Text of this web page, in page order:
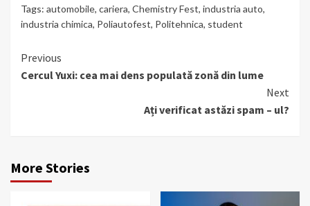
Tags: automobile, cariera, Chemistry Fest, industria auto,
industria chimica, Poliautofest, Politehnica, student
Continue
Reading
Previous
Cercul Yuxi: cea mai dens populată zonă din lume
Next
Ați verificat astăzi spam – ul?
More Stories